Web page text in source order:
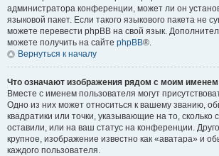
администратора конференции, может ли он
языковой пакет. Если такого языкового пакета не
можете перевести phpBB на свой язык.
можете получить на сайте phpBB®.
Вернуться к началу
Что означают изображения рядом с моим
Вместе с именем пользователя могут
Одно из них может относиться к вашему званию,
квадратики или точки, указывающие на то, сколько
оставили, или на ваш статус на конференции.
крупное, изображение известно как «аватара» и
каждого пользователя.